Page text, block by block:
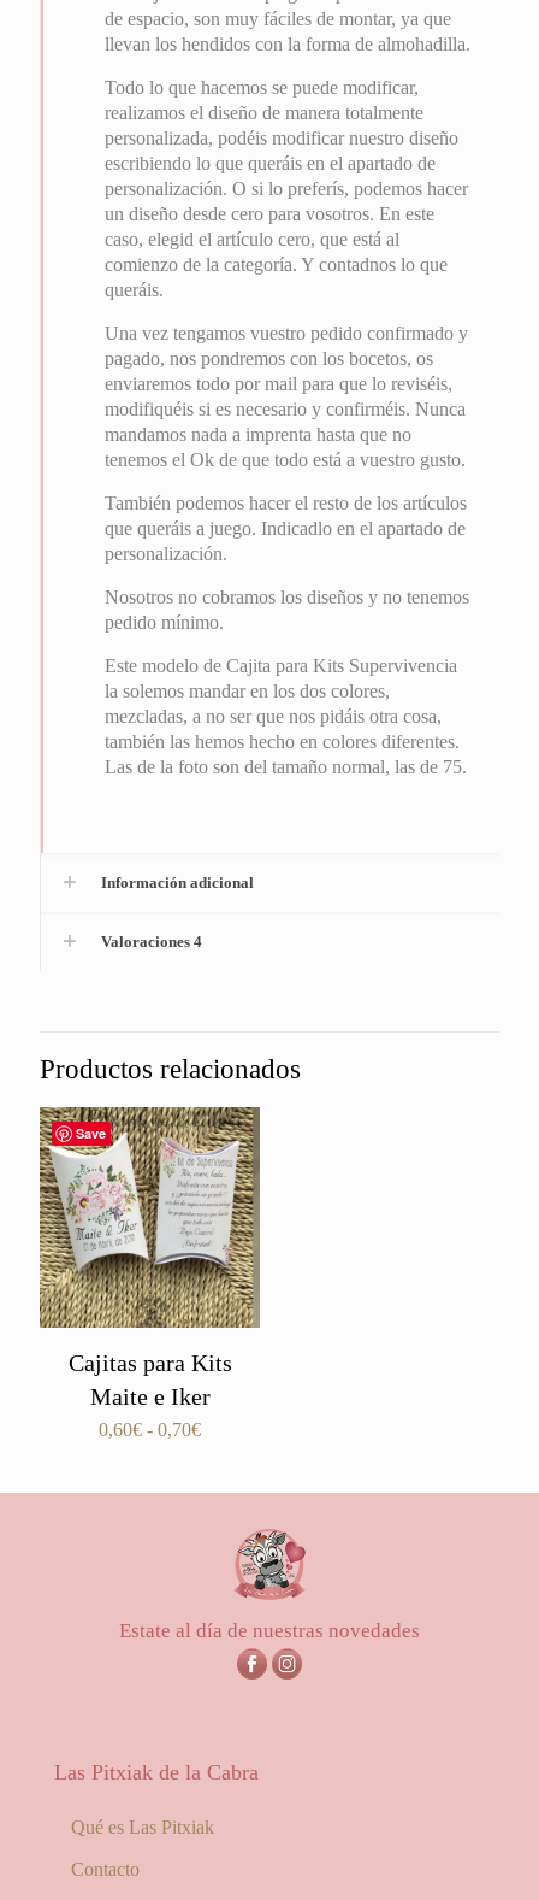
de espacio, son muy fáciles de montar, ya que
llevan los hendidos con la forma de almohadilla.
Todo lo que hacemos se puede modificar,
realizamos el diseño de manera totalmente
personalizada, podéis modificar nuestro diseño
escribiendo lo que queráis en el apartado de
personalización. O si lo preferís, podemos hacer
un diseño desde cero para vosotros. En este
caso, elegid el artículo cero, que está al
comienzo de la categoría. Y contadnos lo que
queráis.
Una vez tengamos vuestro pedido confirmado y
pagado, nos pondremos con los bocetos, os
enviaremos todo por mail para que lo reviséis,
modifiquéis si es necesario y confirméis. Nunca
mandamos nada a imprenta hasta que no
tenemos el Ok de que todo está a vuestro gusto.
También podemos hacer el resto de los artículos
que queráis a juego. Indicadlo en el apartado de
personalización.
Nosotros no cobramos los diseños y no tenemos
pedido mínimo.
Este modelo de Cajita para Kits Supervivencia
la solemos mandar en los dos colores,
mezcladas, a no ser que nos pidáis otra cosa,
también las hemos hecho en colores diferentes.
Las de la foto son del tamaño normal, las de 75.
Información adicional
Valoraciones 4
Productos relacionados
Save
Cajitas para Kits
Maite e Iker
0,60€ - 0,70€Rango
hasta
0,70€
Estate al día de nuestras novedades
Las Pitxiak de la Cabra
Qué es Las Pitxiak
Contacto